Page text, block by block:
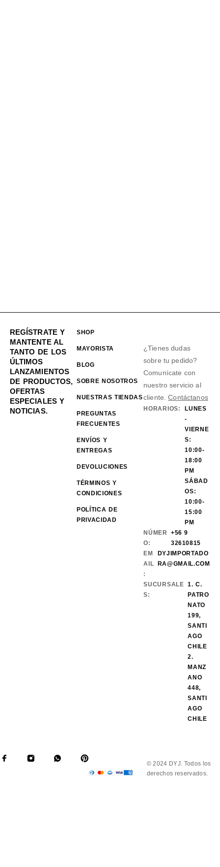
REGÍSTRATE Y
MANTENTE AL
TANTO DE LOS
ÚLTIMOS
LANZAMIENTOS
DE PRODUCTOS,
OFERTAS
ESPECIALES Y
NOTICIAS.
SHOP
MAYORISTA
BLOG
SOBRE NOSOTROS
NUESTRAS TIENDAS
PREGUNTAS
FRECUENTES
ENVÍOS Y
ENTREGAS
DEVOLUCIONES
TÉRMINOS Y
CONDICIONES
POLÍTICA DE
PRIVACIDAD
¿Tienes dudas
sobre tu pedido?
Comunícate con
nuestro servicio al
cliente.Contáctanos
HORARIOS:
LUNES
-
VIERNE
S:
10:00-
18:00
PM
SÁBAD
OS:
10:00-
15:00
PM
NÚMER
O:
+56 9
32610815
EM
AIL
:
DYJIMPORTADO
RA@GMAIL.COM
SUCURSALE
S:
1. C.
PATRO
NATO
199,
SANTI
AGO
CHILE
2.
MANZ
ANO
448,
SANTI
AGO
CHILE
© 2024 DYJ. Todos los
derechos reservados.